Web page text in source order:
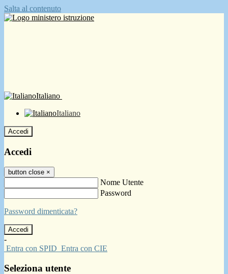
Salta al contenuto
Italiano
Italiano
Accedi
Accedi
button close ×
Nome Utente
Password
Password dimenticata?
-
Entra con SPID Entra con CIE
Seleziona utente